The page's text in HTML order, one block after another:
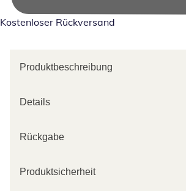
Kostenloser Rückversand
Produktbeschreibung
Details
Rückgabe
Produktsicherheit